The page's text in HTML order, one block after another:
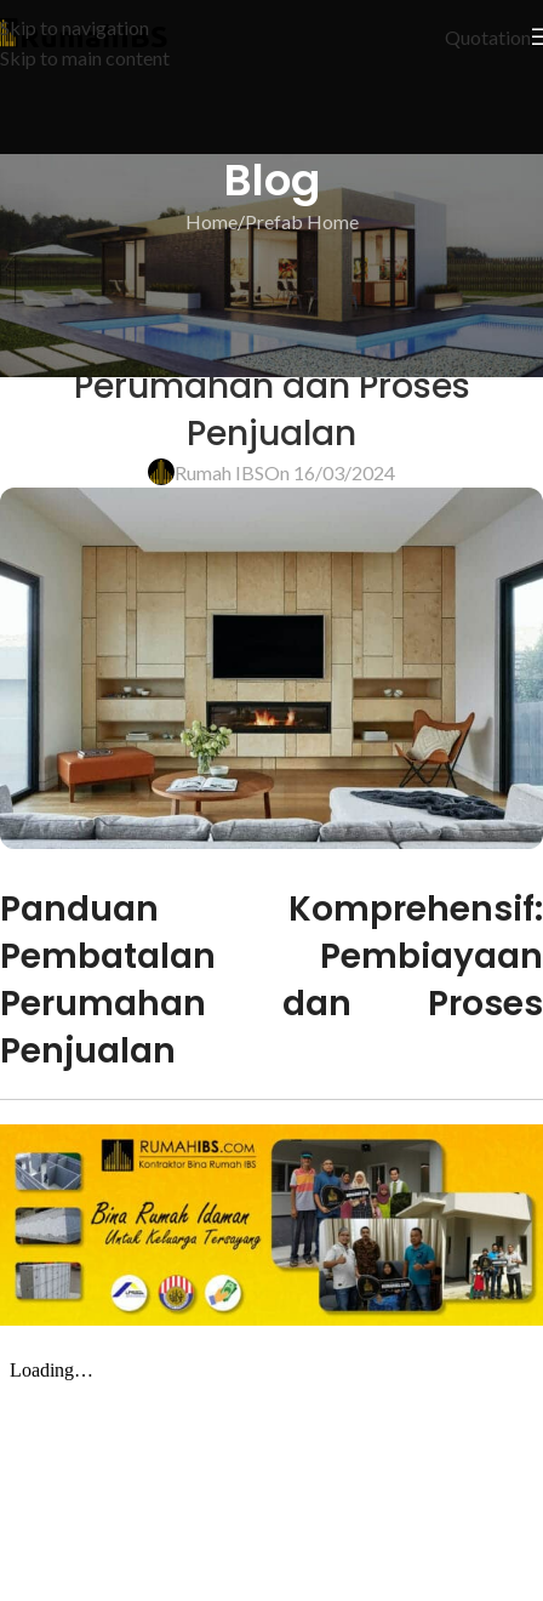
Skip to navigation
Skip to main content
Quotation
Blog
Home Prefab Home
PREFAB HOME
Panduan Komprehensif:
Pembatalan Pembiayaan
Perumahan dan Proses
Penjualan
Rumah IBSOn 16/03/2024
Panduan Komprehensif:
Pembatalan Pembiayaan
Perumahan dan Proses
Penjualan